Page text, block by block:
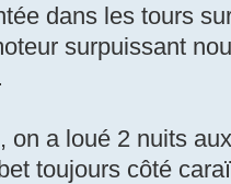
dans les tours
surpuissant
on a loué 2 nuits
toujours côté